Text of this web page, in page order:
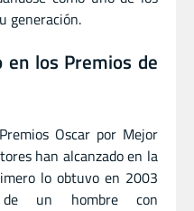
generación.
en los Premios de
Oscar por Mejor
han alcanzado en la
lo obtuvo en 2003
un hombre con